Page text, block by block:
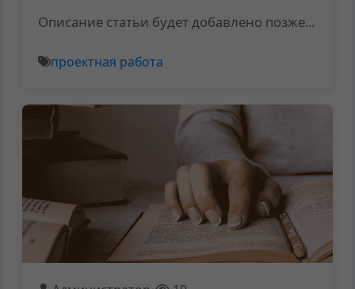
Описание статьи будет добавлено позже...
проектная работа